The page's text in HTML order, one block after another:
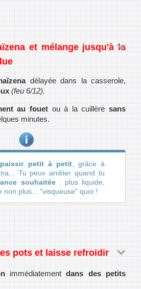
et mélange jusqu'à la
délayée dans la casserole,
(feu 6/12).
au fouetou à la cuillère sans
minutes.
petit à petit, grâce à
Tu peux arrêter quand tu
souhaitée: plus liquide,
non plus... "visqueuse" quoi !
pots et laisse refroidir
immédiatement dans des petits